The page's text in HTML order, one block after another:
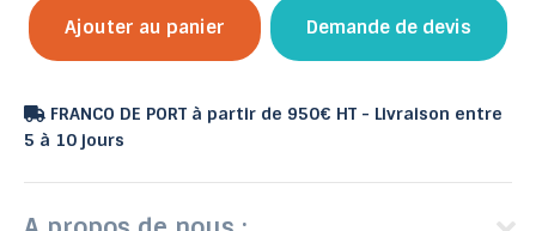
Ajouter au panier Demande de devis
FRANCO DE PORT à partir de 950€ HT - Livraison entre
5 à 10 jours